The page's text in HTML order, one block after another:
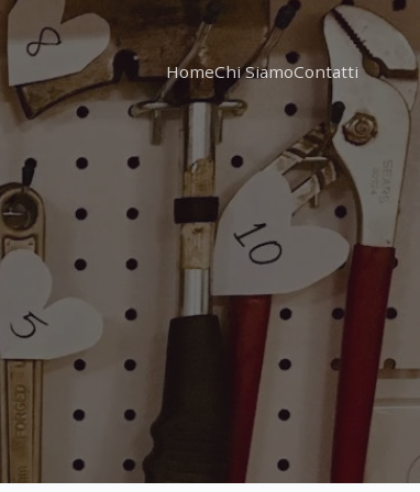
HomeChi SiamoContatti